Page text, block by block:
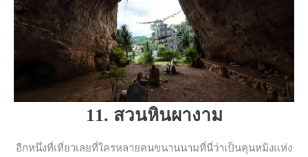
11. สวนหินผางาม
อีกหนึ่งที่เที่ยวเลยที่ใครหลายคนขนานนามที่นี่ว่าเป็นคุนหมิงแห่ง